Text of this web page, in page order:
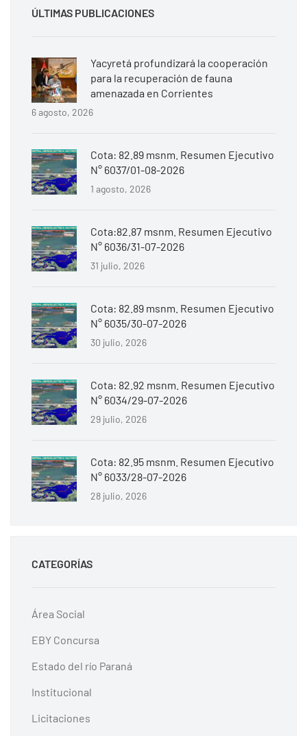
ÚLTIMAS PUBLICACIONES
Yacyretá profundizará la cooperación
para la recuperación de fauna
amenazada en Corrientes
6 agosto, 2026
Cota: 82.89 msnm. Resumen Ejecutivo
N° 6037/01-08-2026
1 agosto, 2026
Cota:82.87 msnm. Resumen Ejecutivo
N° 6036/31-07-2026
31 julio, 2026
Cota: 82.89 msnm. Resumen Ejecutivo
N° 6035/30-07-2026
30 julio, 2026
Cota: 82.92 msnm. Resumen Ejecutivo
N° 6034/29-07-2026
29 julio, 2026
Cota: 82.95 msnm. Resumen Ejecutivo
N° 6033/28-07-2026
28 julio, 2026
CATEGORÍAS
Área Social
EBY Concursa
Estado del río Paraná
Institucional
Licitaciones